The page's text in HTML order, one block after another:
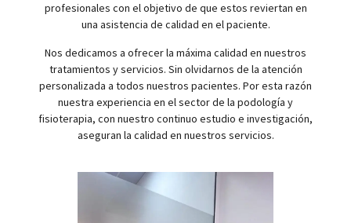
profesionales con el objetivo de que estos reviertan en
una asistencia de calidad en el paciente.
Nos dedicamos a ofrecer la máxima calidad en nuestros
tratamientos y servicios. Sin olvidarnos de la atención
personalizada a todos nuestros pacientes. Por esta razón
nuestra experiencia en el sector de la podología y
fisioterapia, con nuestro continuo estudio e investigación,
aseguran la calidad en nuestros servicios.